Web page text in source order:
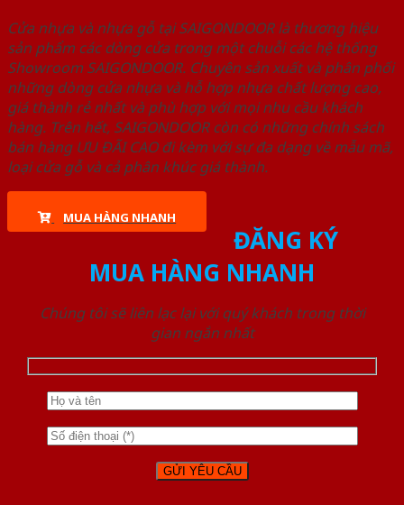
Cửa nhựa và nhựa gỗ tại SAIGONDOOR là thương hiệu
sản phẩm các dòng cửa trong một chuỗi các hệ thống
Showroom SAIGONDOOR. Chuyên sản xuất và phân phối
những dòng cửa nhựa và hỗ hợp nhựa chất lượng cao,
giá thành rẻ nhất và phù hợp với mọi nhu cầu khách
hàng. Trên hết, SAIGONDOOR còn có những chính sách
bán hàng ƯU ĐÃI CAO đi kèm với sự đa dạng về mẫu mã,
loại cửa gỗ và cả phân khúc giá thành.
MUA HÀNG NHANH
ĐĂNG KÝ
MUA HÀNG NHANH
Chúng tôi sẽ liên lạc lại với quý khách trong thời
gian ngắn nhất